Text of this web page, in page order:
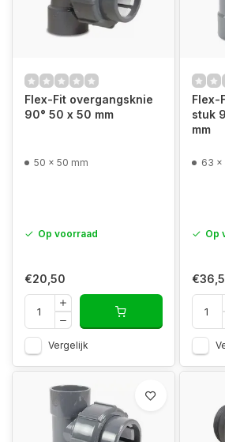
Flex-Fit overgangsknie
90° 50 x 50 mm
50 x 50 mm
Op voorraad
€20,50
Vergelijk
Flex-
stuk
mm
63 x
Op